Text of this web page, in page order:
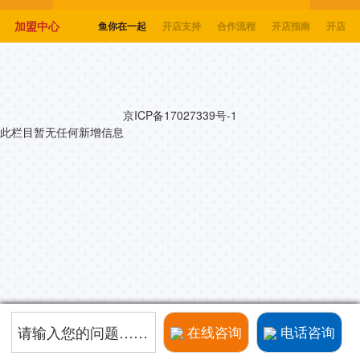
加盟中心 鱼你在一起 开店支持 合作流程 开店指南 开店问
京ICP备17027339号-1
请输入您的问题…… 在线咨询 电话咨询
此栏目暂无任何新增信息